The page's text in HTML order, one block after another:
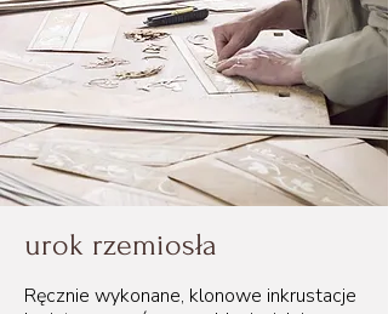
urok rzemiosła
Ręcznie wykonane, klonowe inkrustacje